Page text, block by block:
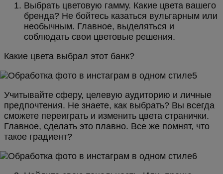
Выбрать цветовую гамму. Какие цвета вашего
бренда? Не бойтесь казаться вульгарным или
необычным. Главное, выделяться и
соблюдать свои цветовые решения.
Какие цвета выбрал этот банк?
Учитывайте сферу, целевую аудиторию и личные
предпочтения. Не знаете, как выбрать? Вы всегда
сможете переиграть и изменить цвета странички.
Главное, сделать это плавно. Все же помнят, что
такое градиент?